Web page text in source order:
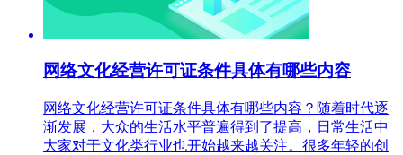
网络文化经营许可证条件具体有哪些内容
网络文化经营许可证条件具体有哪些内容？随着时代逐
渐发展，大众的生活水平普遍得到了提高，日常生活中
大家对于文化类行业也开始越来越关注。很多年轻的创